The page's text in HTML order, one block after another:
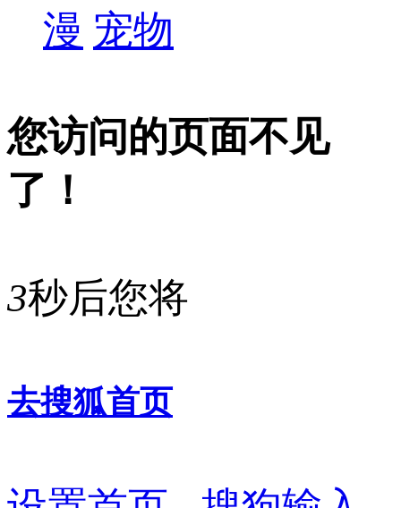
漫 宠物
您访问的页面不见
了！
3秒后您将
去搜狐首页